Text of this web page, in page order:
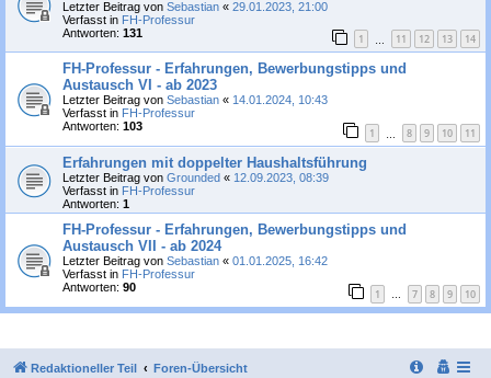
Letzter Beitrag von Sebastian « 29.01.2023, 21:00
Verfasst in FH-Professur
Antworten: 131 1 11 12 13 14
FH-Professur - Erfahrungen, Bewerbungstipps und
Austausch VI - ab 2023
Letzter Beitrag von Sebastian « 14.01.2024, 10:43
Verfasst in FH-Professur
Antworten: 103 1 8 9 10 11
Erfahrungen mit doppelter Haushaltsführung
Letzter Beitrag von Grounded « 12.09.2023, 08:39
Verfasst in FH-Professur
Antworten: 1
FH-Professur - Erfahrungen, Bewerbungstipps und
Austausch VII - ab 2024
Letzter Beitrag von Sebastian « 01.01.2025, 16:42
Verfasst in FH-Professur
Antworten: 90 1 … 7 8 9 10
Redaktioneller Teil Foren-Übersicht